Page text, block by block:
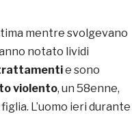
mentre svolgevano
notato lividi
e sono
violento, un 58enne,
L’uomo ieri durante